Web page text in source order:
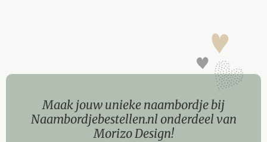
Maak jouw unieke naambordje bij
Naambordjebestellen.nl onderdeel van
Morizo Design!